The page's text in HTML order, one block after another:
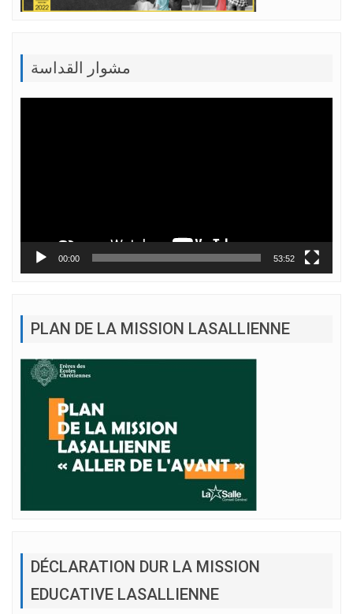
مشوار القداسة
00:00 53:52
PLAN DE LA MISSION LASALLIENNE
DÉCLARATION DUR LA MISSION
EDUCATIVE LASALLIENNE